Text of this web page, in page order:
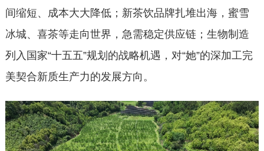
间缩短、成本大大降低；新茶饮品牌扎堆出海，蜜雪
冰城、喜茶等走向世界，急需稳定供应链；生物制造
列入国家“十五五”规划的战略机遇， 对“她”的深加工完
美契合新质生产力的发展方向。